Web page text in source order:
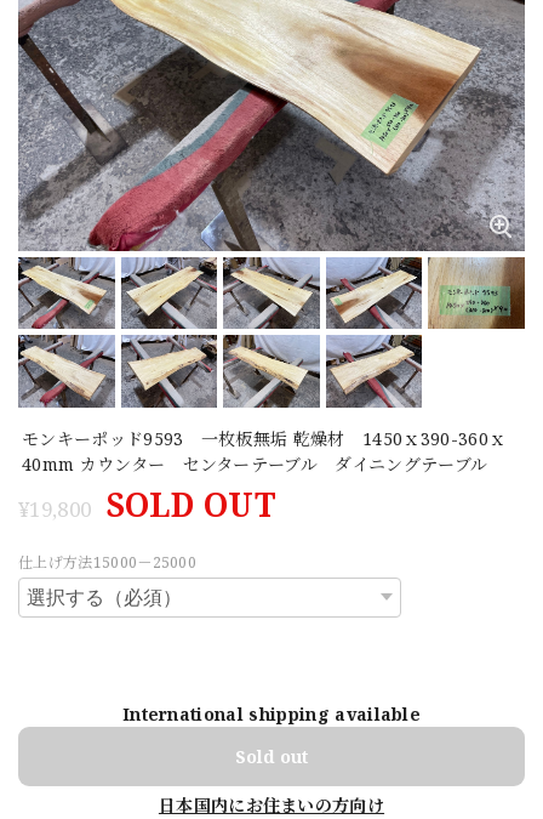
モンキーポッド9593 一枚板無垢 乾燥材 1450ｘ390-360ｘ
40mm カウンター センターテーブル ダイニングテーブル
¥19,800 SOLD OUT
仕上げ方法15000－25000
International shipping available
Sold out
日本国内にお住まいの方向け